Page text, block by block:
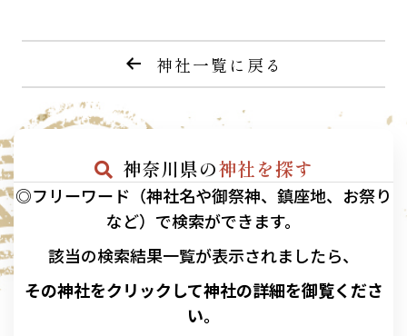
神社一覧に戻る
神奈川県の神社を探す
◎フリーワード（神社名や御祭神、鎮座地、お祭り
など）で検索ができます。
該当の検索結果一覧が表示されましたら、
その神社をクリックして神社の詳細を御覧くださ
い。